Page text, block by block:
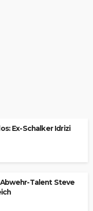
Ex-Schalker Idrizi
Talent Steve